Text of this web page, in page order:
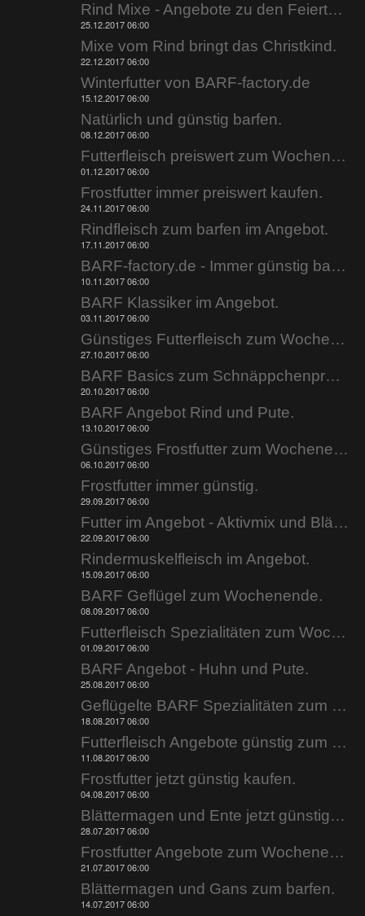
Rind Mixe - Angebote zu den Feiertagen.
25.12.2017 06:00
Mixe vom Rind bringt das Christkind.
22.12.2017 06:00
Winterfutter von BARF-factory.de
15.12.2017 06:00
Natürlich und günstig barfen.
08.12.2017 06:00
Futterfleisch preiswert zum Wochenende.
01.12.2017 06:00
Frostfutter immer preiswert kaufen.
24.11.2017 06:00
Rindfleisch zum barfen im Angebot.
17.11.2017 06:00
BARF-factory.de - Immer günstig barfen.
10.11.2017 06:00
BARF Klassiker im Angebot.
03.11.2017 06:00
Günstiges Futterfleisch zum Wochenende.
27.10.2017 06:00
BARF Basics zum Schnäppchenpreis.
20.10.2017 06:00
BARF Angebot Rind und Pute.
13.10.2017 06:00
Günstiges Frostfutter zum Wochenende.
06.10.2017 06:00
Frostfutter immer günstig.
29.09.2017 06:00
Futter im Angebot - Aktivmix und Blättermagen.
22.09.2017 06:00
Rindermuskelfleisch im Angebot.
15.09.2017 06:00
BARF Geflügel zum Wochenende.
08.09.2017 06:00
Futterfleisch Spezialitäten zum Wochenende.
01.09.2017 06:00
BARF Angebot - Huhn und Pute.
25.08.2017 06:00
Geflügelte BARF Spezialitäten zum Wochenende.
18.08.2017 06:00
Futterfleisch Angebote günstig zum Wochenende.
11.08.2017 06:00
Frostfutter jetzt günstig kaufen.
04.08.2017 06:00
Blättermagen und Ente jetzt günstig bestellen.
28.07.2017 06:00
Frostfutter Angebote zum Wochenende.
21.07.2017 06:00
Blättermagen und Gans zum barfen.
14.07.2017 06:00